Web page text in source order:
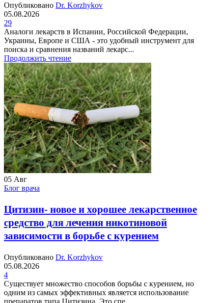
Опубликовано Dr. Korzhykov
05.08.2026
29
Аналоги лекарств в Испании, Российской Федерации,
Украины, Европе и США - это удобный инструмент для
поиска и сравнения названий лекарс...
Продолжить чтение
05 Авг
Блог врача
Цитизин- новое и хорошее лекарственное
средство для лечения никотиновой
зависимости в борьбе с курением
Опубликовано Dr. Korzhykov
05.08.2026
4
Существует множество способов борьбы с курением, но
одним из самых эффективных является использование
препаратов типа Цитизина. Это спе...